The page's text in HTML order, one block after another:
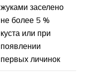
жуками заселено
не более 5 %
куста или при
появлении
первых личинок